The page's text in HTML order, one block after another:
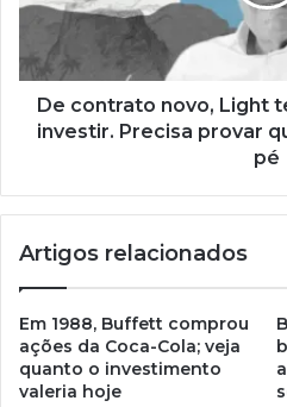
De contrato novo, Light
investir. Precisa provar
pé
Artigos relacionados
Em 1988, Buffett comprou
ações da Coca-Cola; veja
quanto o investimento
valeria hoje